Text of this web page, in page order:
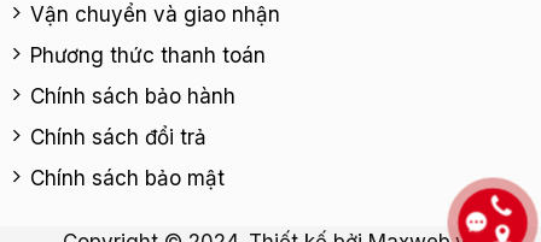
Vận chuyển và giao nhận
Phương thức thanh toán
Chính sách bảo hành
Chính sách đổi trả
Chính sách bảo mật